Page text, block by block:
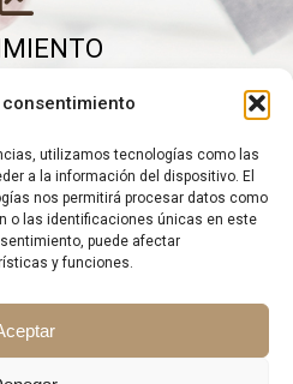
utilizamos tecnologías como las
a la información del dispositivo. El
nos permitirá procesar datos como
o las identificaciones únicas en este
puede afectar
y funciones.
saque el máximo partido a